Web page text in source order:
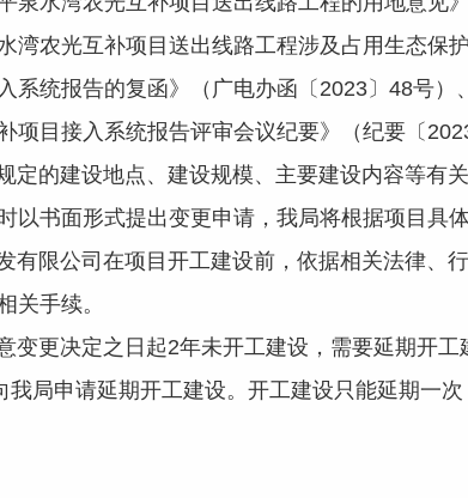
湾农光互补项目送出线路工程涉及占用生态保
系统报告的复函》（广电办函〔2023〕48号
项目接入系统报告评审会议纪要》（纪要〔
的建设地点、建设规模、主要建设内容等有
以书面形式提出变更申请，我局将根据项目具
限公司在项目开工建设前，依据相关法律、
关手续。
更决定之日起2年未开工建设，需要延期开工
局申请延期开工建设。开工建设只能延期一